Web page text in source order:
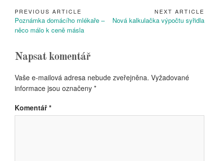
Navigace
pro
PREVIOUS ARTICLE
Previous
Article:
Poznámka domácího mlékaře –
něco málo k ceně másla
NEXT ARTICLE
Next
Nová kalkulačka výpočtu syřidla
Napsat komentář
Vaše e-mailová adresa nebude zveřejněna. Vyžadované
informace jsou označeny *
Komentář*